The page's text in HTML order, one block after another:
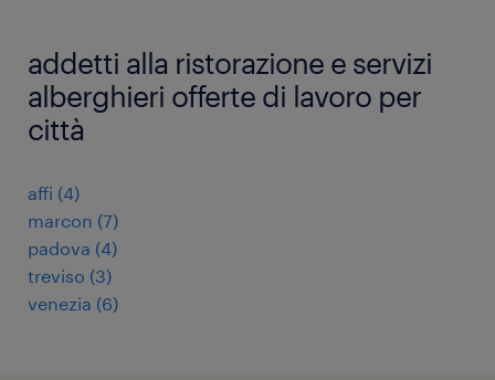
addetti alla ristorazione e servizi
alberghieri offerte di lavoro per
città
affi (4)
marcon (7)
padova (4)
treviso (3)
venezia (6)